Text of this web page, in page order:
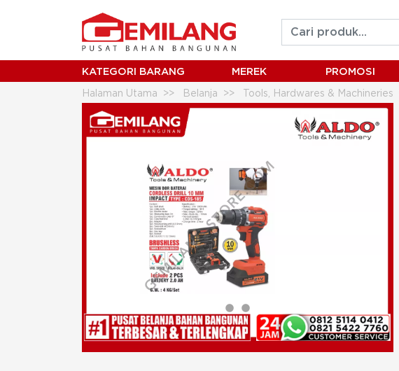
KATEGORI BARANG MEREK PROMOSI
Halaman Utama Belanja Tools, Hardwares & Machineries
ALDO CORDLESS IMPACT DRILL BRUSHLES CDS-185 10mm